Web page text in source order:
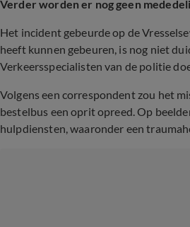
Verder worden er nog geen
Het incident gebeurde op de
heeft kunnen gebeuren, is nog niet
Verkeersspecialisten van de politie
Volgens een correspondent zou het
bestelbus een oprit opreed. Op
hulpdiensten, waaronder een